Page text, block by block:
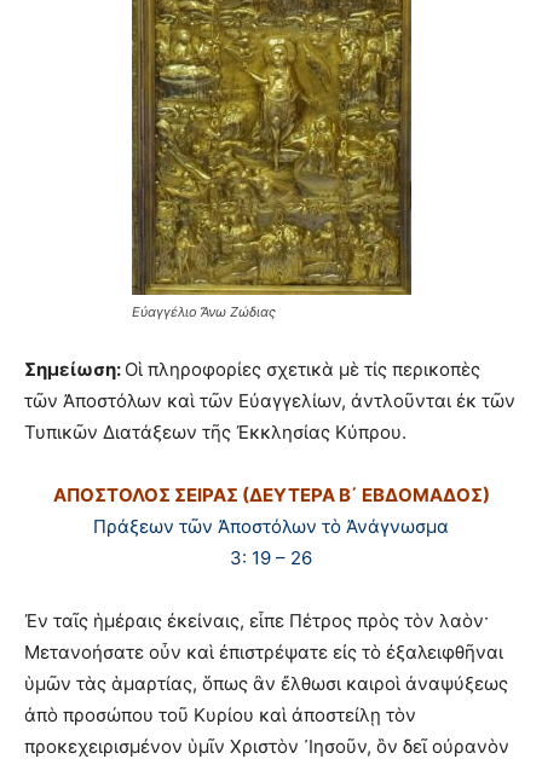
Εὐαγγέλιο Ἄνω Ζώδιας
Σημείωση: Οἱ πληροφορίες σχετικὰ μὲ τίς περικοπὲς
τῶν Ἀποστόλων καὶ τῶν Εὐαγγελίων, ἀντλοῦνται ἐκ τῶν
Τυπικῶν Διατάξεων τῆς Ἐκκλησίας Κύπρου.
ΑΠΟΣΤΟΛΟΣ ΣΕΙΡΑΣ (ΔΕΥΤΕΡΑ Β΄ ΕΒΔΟΜΑΔΟΣ)
Πράξεων τῶν Ἀποστόλων τὸ Ἀνάγνωσμα
3: 19 – 26
Ἐν ταῖς ἡμέραις ἐκείναις, εἶπε Πέτρος πρὸς τὸν λαὸν·
Μετανοήσατε οὖν καὶ ἐπιστρέψατε εἰς τὸ ἐξαλειφθῆναι
ὑμῶν τὰς ἁμαρτίας, ὅπως ἂν ἔλθωσι καιροὶ ἀναψύξεως
ἀπὸ προσώπου τοῦ Κυρίου καὶ ἀποστείλῃ τὸν
προκεχειρισμένον ὑμῖν Χριστὸν ᾿Ιησοῦν, ὃν δεῖ οὐρανὸν